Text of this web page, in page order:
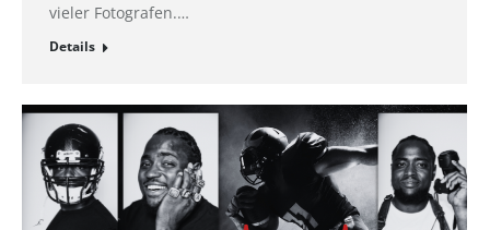
vieler Fotografen.…
Details